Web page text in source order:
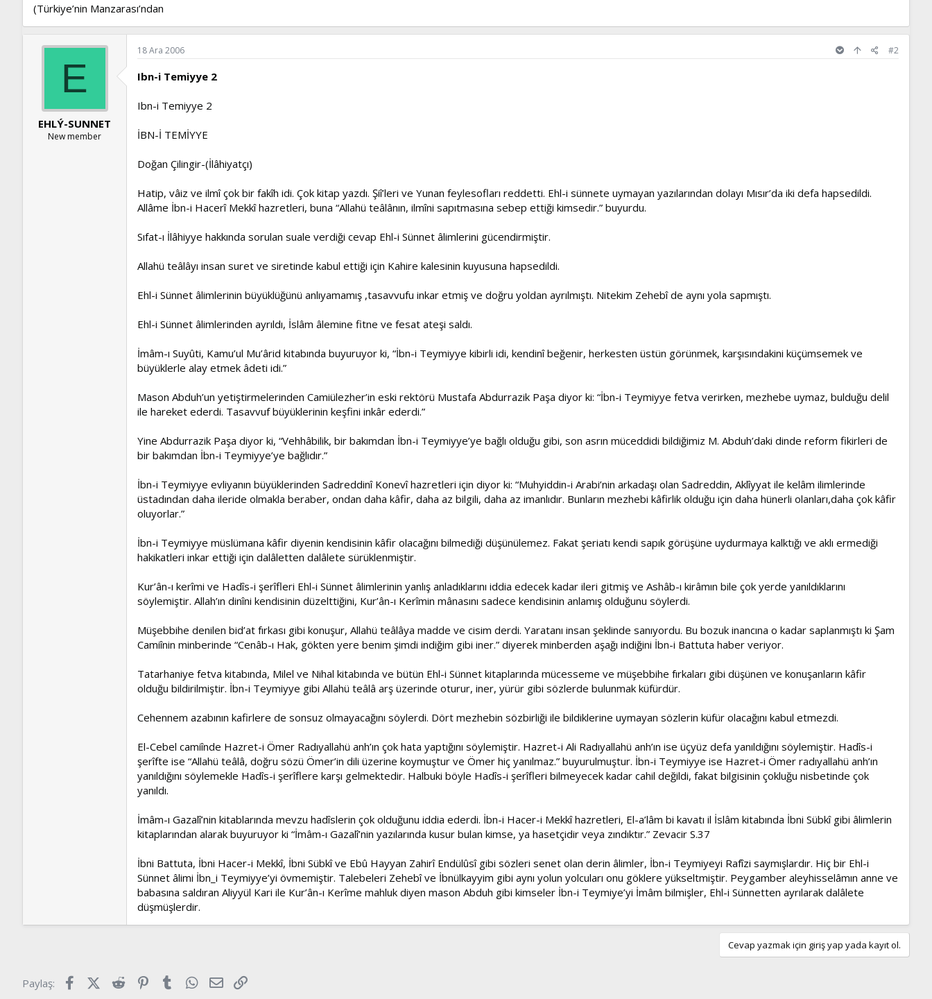
(Türkiye’nin Manzarası’ndan
E
EHLÝ-SUNNET
New member
18 Ara 2006 #2
Ibn-i Temiyye 2
Ibn-i Temiyye 2
İBN-İ TEMİYYE
Doğan Çilingir-(İlâhiyatçı)
Hatip, vâiz ve ilmî çok bir fakîh idi. Çok kitap yazdı. Şiî’leri ve Yunan feylesofları reddetti. Ehl-i sünnete uymayan yazılarından dolayı Mısır’da iki defa hapsedildi.
Allâme İbn-i Hacerî Mekkî hazretleri, buna “Allahü teâlânın, ilmîni sapıtmasına sebep ettiği kimsedir.” buyurdu.
Sıfat-ı İlâhiyye hakkında sorulan suale verdiği cevap Ehl-i Sünnet âlimlerini gücendirmiştir.
Allahü teâlâyı insan suret ve siretinde kabul ettiği için Kahire kalesinin kuyusuna hapsedildi.
Ehl-i Sünnet âlimlerinin büyüklüğünü anlıyamamış ,tasavvufu inkar etmiş ve doğru yoldan ayrılmıştı. Nitekim Zehebî de aynı yola sapmıştı.
Ehl-i Sünnet âlimlerinden ayrıldı, İslâm âlemine fitne ve fesat ateşi saldı.
İmâm-ı Suyûti, Kamu’ul Mu’ârid kitabında buyuruyor ki, “İbn-i Teymiyye kibirli idi, kendinî beğenir, herkesten üstün görünmek, karşısındakini küçümsemek ve
büyüklerle alay etmek âdeti idi.”
Mason Abduh’un yetiştirmelerinden Camiülezher’in eski rektörü Mustafa Abdurrazik Paşa diyor ki: “İbn-i Teymiyye fetva verirken, mezhebe uymaz, bulduğu delil
ile hareket ederdi. Tasavvuf büyüklerinin keşfini inkâr ederdi.”
Yine Abdurrazik Paşa diyor ki, “Vehhâbilik, bir bakımdan İbn-i Teymiyye’ye bağlı olduğu gibi, son asrın müceddidi bildiğimiz M. Abduh’daki dinde reform fikirleri de
bir bakımdan İbn-i Teymiyye’ye bağlıdır.”
İbn-i Teymiyye evliyanın büyüklerinden Sadreddinî Konevî hazretleri için diyor ki: “Muhyiddin-i Arabi’nin arkadaşı olan Sadreddin, Aklîyyat ile kelâm ilimlerinde
üstadından daha ileride olmakla beraber, ondan daha kâfir, daha az bilgili, daha az imanlıdır. Bunların mezhebi kâfirlik olduğu için daha hünerli olanları,daha çok kâfir
oluyorlar.”
İbn-i Teymiyye müslümana kâfir diyenin kendisinin kâfir olacağını bilmediği düşünülemez. Fakat şeriatı kendi sapık görüşüne uydurmaya kalktığı ve aklı ermediği
hakikatleri inkar ettiği için dalâletten dalâlete sürüklenmiştir.
Kur’ân-ı kerîmi ve Hadîs-i şerîfleri Ehl-i Sünnet âlimlerinin yanlış anladıklarını iddia edecek kadar ileri gitmiş ve Ashâb-ı kirâmın bile çok yerde yanıldıklarını
söylemiştir. Allah’ın dinîni kendisinin düzelttiğini, Kur’ân-ı Kerîmin mânasını sadece kendisinin anlamış olduğunu söylerdi.
Müşebbihe denilen bid’at fırkası gibi konuşur, Allahü teâlâya madde ve cisim derdi. Yaratanı insan şeklinde sanıyordu. Bu bozuk inancına o kadar saplanmıştı ki Şam
Camiînin minberinde “Cenâb-ı Hak, gökten yere benim şimdi indiğim gibi iner.” diyerek minberden aşağı indiğini İbn-i Battuta haber veriyor.
Tatarhaniye fetva kitabında, Milel ve Nihal kitabında ve bütün Ehl-i Sünnet kitaplarında mücesseme ve müşebbihe fırkaları gibi düşünen ve konuşanların kâfir
olduğu bildirilmiştir. İbn-i Teymiyye gibi Allahü teâlâ arş üzerinde oturur, iner, yürür gibi sözlerde bulunmak küfürdür.
Cehennem azabının kafirlere de sonsuz olmayacağını söylerdi. Dört mezhebin sözbirliği ile bildiklerine uymayan sözlerin küfür olacağını kabul etmezdi.
El-Cebel camiînde Hazret-i Ömer Radıyallahü anh’ın çok hata yaptığını söylemiştir. Hazret-i Ali Radıyallahü anh’ın ise üçyüz defa yanıldığını söylemiştir. Hadîs-i
şerîfte ise “Allahü teâlâ, doğru sözü Ömer’in dili üzerine koymuştur ve Ömer hiç yanılmaz.” buyurulmuştur. İbn-i Teymiyye ise Hazret-i Ömer radıyallahü anh’ın
yanıldığını söylemekle Hadîs-i şerîflere karşı gelmektedir. Halbuki böyle Hadîs-i şerîfleri bilmeyecek kadar cahil değildi, fakat bilgisinin çokluğu nisbetinde çok
yanıldı.
İmâm-ı Gazalî’nin kitablarında mevzu hadîslerin çok olduğunu iddia ederdi. İbn-i Hacer-i Mekkî hazretleri, El-a’lâm bi kavatı il İslâm kitabında İbni Sübkî gibi âlimlerin
kitaplarından alarak buyuruyor ki “İmâm-ı Gazalî’nin yazılarında kusur bulan kimse, ya hasetçidir veya zındıktır.” Zevacir S.37
İbni Battuta, İbni Hacer-i Mekkî, İbni Sübkî ve Ebû Hayyan Zahirî Endülûsî gibi sözleri senet olan derin âlimler, İbn-i Teymiyeyi Rafîzi saymışlardır. Hiç bir Ehl-i
Sünnet âlimi İbn_i Teymiyye’yi övmemiştir. Talebeleri Zehebî ve İbnülkayyim gibi aynı yolun yolcuları onu göklere yükseltmiştir. Peygamber aleyhisselâmın anne ve
babasına saldıran Aliyyül Kari ile Kur’ân-ı Kerîme mahluk diyen mason Abduh gibi kimseler İbn-i Teymiye’yi İmâm bilmişler, Ehl-i Sünnetten ayrılarak dalâlete
düşmüşlerdir.
Cevap yazmak için giriş yap yada kayıt ol.
Paylaş: FacebookX (Twitter)
Reddit PinterestTumblrWhatsApp
E-posta